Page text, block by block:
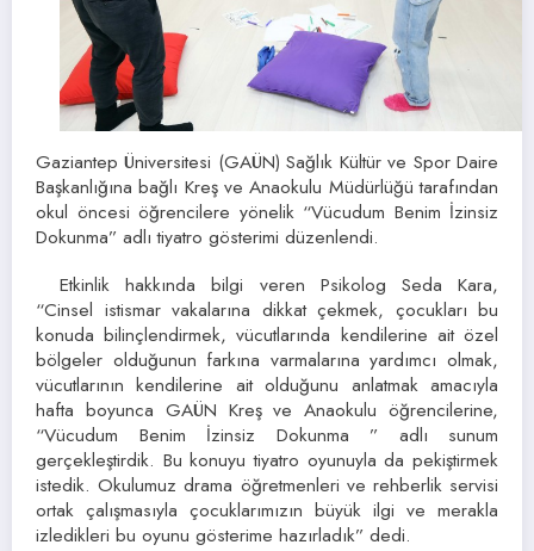
Gaziantep Üniversitesi (GAÜN) Sağlık Kültür ve Spor Daire
Başkanlığına bağlı Kreş ve Anaokulu Müdürlüğü tarafından
okul öncesi öğrencilere yönelik “Vücudum Benim İzinsiz
Dokunma” adlı tiyatro gösterimi düzenlendi.
Etkinlik hakkında bilgi veren Psikolog Seda Kara,
“Cinsel istismar vakalarına dikkat çekmek, çocukları bu
konuda bilinçlendirmek, vücutlarında kendilerine ait özel
bölgeler olduğunun farkına varmalarına yardımcı olmak,
vücutlarının kendilerine ait olduğunu anlatmak amacıyla
hafta boyunca GAÜN Kreş ve Anaokulu öğrencilerine,
“Vücudum Benim İzinsiz Dokunma ” adlı sunum
gerçekleştirdik. Bu konuyu tiyatro oyunuyla da pekiştirmek
istedik. Okulumuz drama öğretmenleri ve rehberlik servisi
ortak çalışmasıyla çocuklarımızın büyük ilgi ve merakla
izledikleri bu oyunu gösterime hazırladık” dedi.